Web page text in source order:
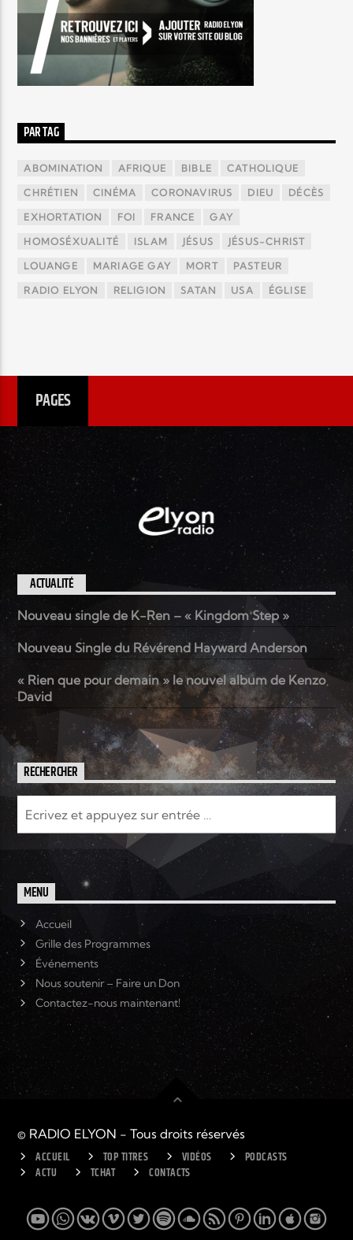
PAR TAG
ABOMINATION AFRIQUE BIBLE CATHOLIQUE
CHRÉTIEN CINÉMA CORONAVIRUS DIEU DÉCÈS
EXHORTATION FOI FRANCE GAY
HOMOSÉXUALITÉ ISLAM JÉSUS JÉSUS-CHRIST
LOUANGE MARIAGE GAY MORT PASTEUR
RADIO ELYON RELIGION SATAN USA ÉGLISE
PAGES
ACTUALITÉ
Nouveau single de K-Ren – « Kingdom Step »
Nouveau Single du Révérend Hayward Anderson
« Rien que pour demain » le nouvel album de Kenzo
David
RECHERCHER
MENU
Accueil
Grille des Programmes
Événements
Nous soutenir – Faire un Don
Contactez-nous maintenant!
© RADIO ELYON - Tous droits réservés
ACCUEIL TOP TITRES VIDÉOS
PODCASTS
ACTU
TCHAT CONTACTS